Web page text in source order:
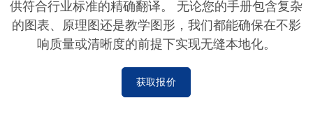
供符合行业标准的精确翻译。 无论您的手册包含复杂
的图表、原理图还是教学图形，我们都能确保在不影
响质量或清晰度的前提下实现无缝本地化。
获取报价